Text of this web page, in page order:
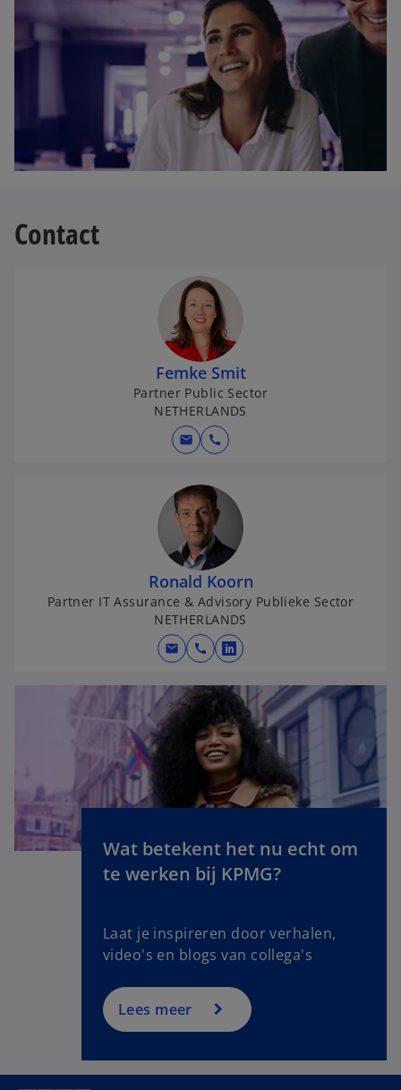
t
Contact
Femke Smit
Partner Public Sector
NETHERLANDS
mail call
Ronald Koorn
Partner IT Assurance & Advisory Publieke Sector
NETHERLANDS
mail call
o
e
n
s
i
n
a
e
w
b
Wat betekent het nu echt om
te werken bij KPMG?
Laat je inspireren door verhalen,
video's en blogs van collega's
Lees meer
o
p
s
i
n
a
n
w